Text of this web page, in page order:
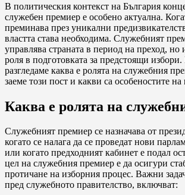
В политическия контекст на България
служебен премиер е особено актуална.
преминава през уникални
властта става необходима. Служебният
управлява страната в период на преход, но
роля в подготовката за предстоящи
разгледаме каква е ролята на служебния
заеме този пост и какви са особеностите на
Каква е ролята на
Служебният премиер се назначава от
когато се налага да се проведат нови
или когато предходният кабинет е подал
цел на служебния премиер е да осигури
протичане на изборния процес. Важни
пред служебното правителство, включват: